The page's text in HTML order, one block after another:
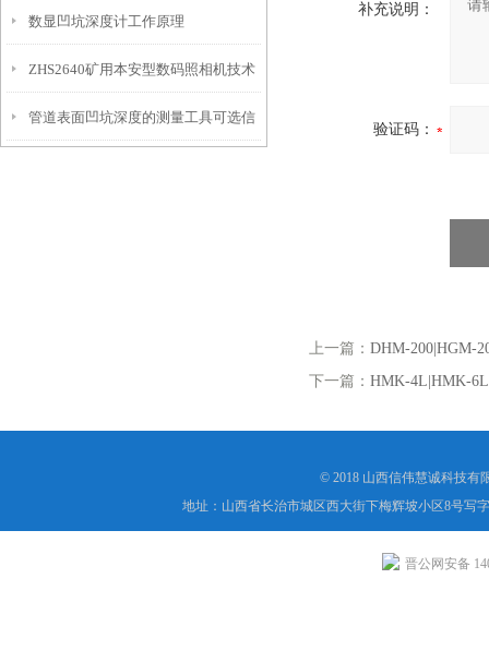
强度测定仪技术参数！
数显凹坑深度计工作原理
ZHS2640矿用本安型数码照相机技术
参数！
管道表面凹坑深度的测量工具可选信
补充说明：
验证码：
上一篇： DHM-200|HGM-
下一篇： HMK-4L|HMK-
© 2018 山西信伟慧诚科技有
地址：山西省长治市城区西大街下梅辉坡小区8号写
晋公网安备